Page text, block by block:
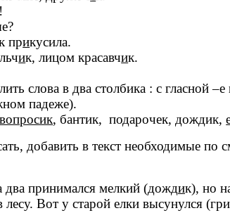
прикусила.
ик, лицом красавчик.
слова в два столбика : с гласной
падеже).
вопросик, бантик, подарочек, дождик,
добавить в текст необходимые
принимался мелкий (дождик), но
Вот у старой елки высунулся